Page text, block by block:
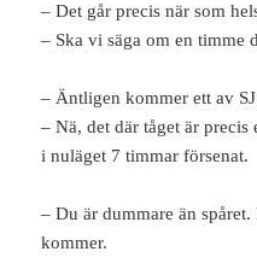
– Det går precis när som
– Ska vi säga om en timme
– Äntligen kommer ett av
– Nä, det där tåget är
i nuläget 7 timmar försenat.
– Du är dummare än
kommer.